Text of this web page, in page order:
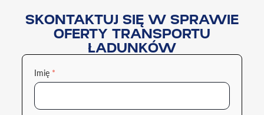
SKONTAKTUJ SIĘ W SPRAWIE
OFERTY TRANSPORTU
ŁADUNKÓW
Imię *